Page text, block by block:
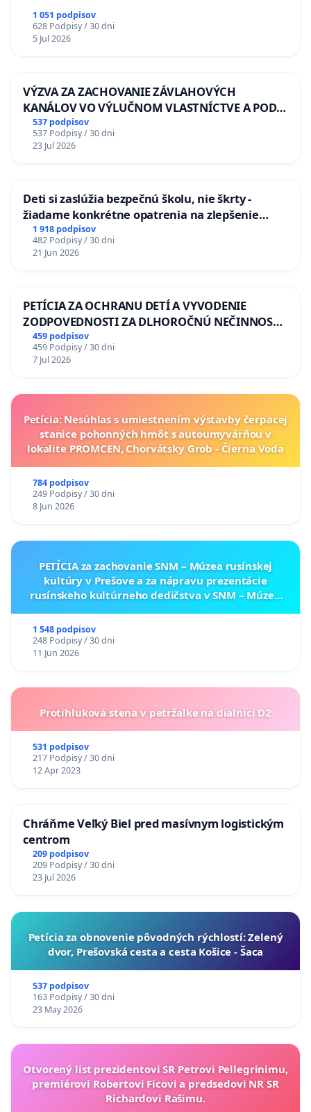
1 051 podpisov
628 Podpisy / 30 dni
5 Jul 2026
VÝZVA ZA ZACHOVANIE ZÁVLAHOVÝCH
KANÁLOV VO VÝLUČNOM VLASTNÍCTVE A POD
KONTROLOU SLOVENSKEJ REPUBLIKY & žiadosť
na riešenie zanedbaného stavu závlahových a
odvodňovacích kanálov na Slovensku
537 podpisov
537 Podpisy / 30 dni
23 Jul 2026
Deti si zaslúžia bezpečnú školu, nie škrty -
žiadame konkrétne opatrenia na zlepšenie
situácie v školstve
1 918 podpisov
482 Podpisy / 30 dni
21 Jun 2026
PETÍCIA ZA OCHRANU DETÍ A VYVODENIE
ZODPOVEDNOSTI ZA DLHOROČNÚ NEČINNOSŤ
A ZLYHANIE ŠTÁTU
459 podpisov
459 Podpisy / 30 dni
7 Jul 2026
Petícia: Nesúhlas s umiestnením výstavby čerpacej
stanice pohonných hmôt s autoumyvárňou v
lokalite PROMCEN, Chorvátsky Grob - Čierna Voda
784 podpisov
249 Podpisy / 30 dni
8 Jun 2026
PETÍCIA za zachovanie SNM – Múzea rusínskej
kultúry v Prešove a za nápravu prezentácie
rusínskeho kultúrneho dedičstva v SNM – Múzeu
1 548 podpisov
248 Podpisy / 30 dni
11 Jun 2026
Protihluková stena v petržalke na dialnici D2
531 podpisov
217 Podpisy / 30 dni
12 Apr 2023
Chráňme Veľký Biel pred masívnym logistickým
centrom
209 podpisov
209 Podpisy / 30 dni
23 Jul 2026
​Petícia za obnovenie pôvodných rýchlostí: Zelený
dvor, Prešovská cesta a cesta Košice - Šaca
537 podpisov
163 Podpisy / 30 dni
23 May 2026
Otvorený list prezidentovi SR Petrovi Pellegrinimu,
premiérovi Robertovi Ficovi a predsedovi NR SR
Richardovi Rašimu.